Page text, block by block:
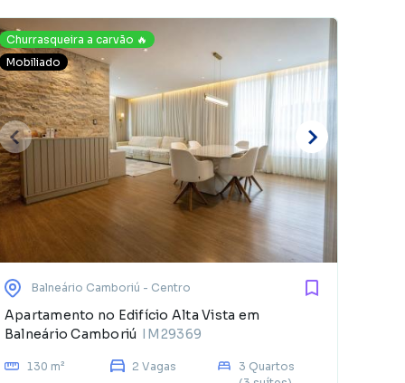
Churrasqueira a carvão 🔥
Mobiliado
Balneário Camboriú - Centro
Apartamento no Edifício Alta Vista em
Balneário Camboriú IM29369
130 m² 2 Vagas
3 Quartos